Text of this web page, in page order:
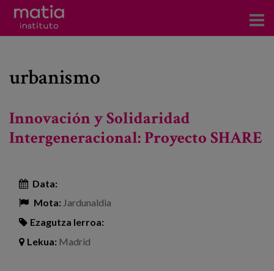
Ikerkuntza
Foroetan parte hartzea
Prestakuntza
urbanismo
Innovación y Solidaridad
Intergeneracional: Proyecto SHARE
Data:
Mota: Jardunaldia
Ezagutza lerroa:
Lekua: Madrid